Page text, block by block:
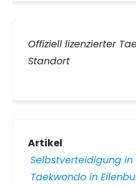
Offiziell lizenzierter
Standort
Artikel
Selbstverteidigung in
Taekwondo in